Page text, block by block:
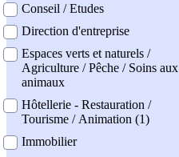
Conseil / Etudes
Direction d'entreprise
Espaces verts et naturels /
Agriculture / Pêche / Soins aux
animaux
Hôtellerie - Restauration /
Tourisme / Animation (1)
Immobilier